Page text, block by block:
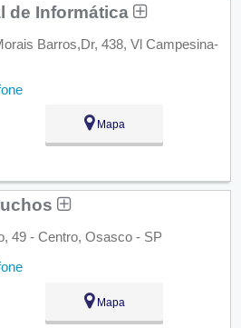
de Informática
Barros,Dr, 438, Vl Campesina-
Mapa
49 - Centro, Osasco - SP
Mapa